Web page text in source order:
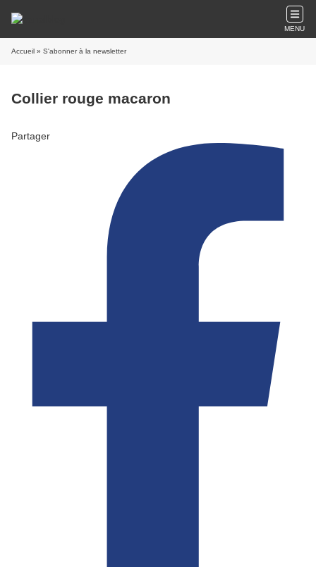
MENU
Accueil » S'abonner à la newsletter
Collier rouge macaron
Partager